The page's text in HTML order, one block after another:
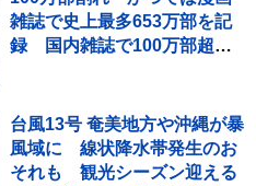
雑誌で史上最多653万部を記
録 国内雑誌で100万部超え
台風13号 奄美地方や沖縄が暴
風域に 線状降水帯発生のお
それも 観光シーズン迎える